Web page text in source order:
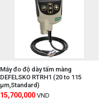
Máy đo độ dày tấm màng
DEFELSKO RTRH1 (20 to 115
μm,Standard)
15,700,000 VND